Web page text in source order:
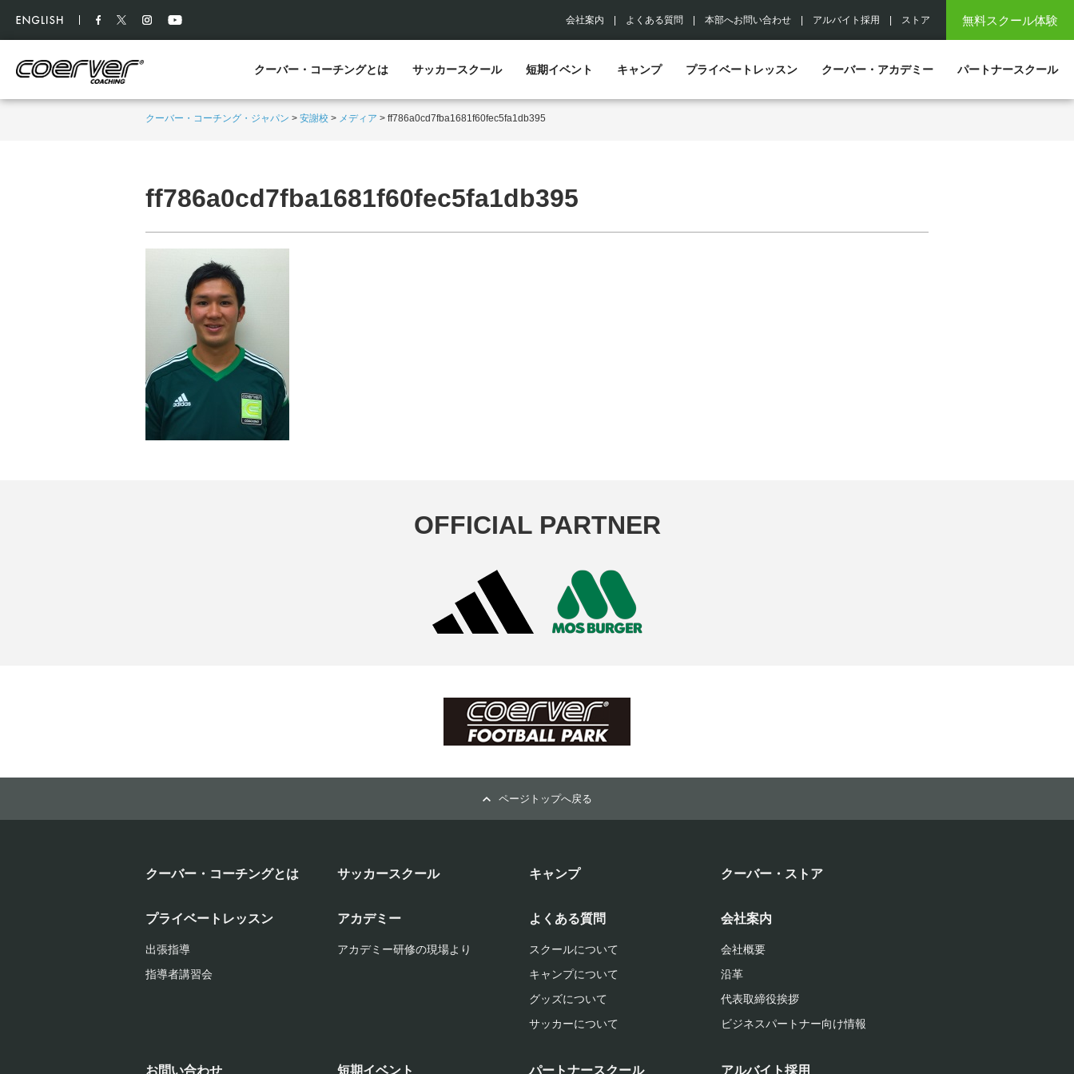
無料スクール体験
会社案内 よくある質問 本部へお問い合わせ アルバイト採用 ストア
クーバー・コーチングとは サッカースクール 短期イベント キャンプ プライベートレッスン クーバー・アカデミー パートナースクール
クーバー・コーチング・ジャパン > 安謝校 > メディア > ff786a0cd7fba1681f60fec5fa1db395
ff786a0cd7fba1681f60fec5fa1db395
OFFICIAL PARTNER
ページトップへ戻る
クーバー・コーチングとは サッカースクール キャンプ クーバー・ストア
プライベートレッスン
出張指導
指導者講習会
アカデミー
アカデミー研修の現場より
よくある質問
スクールについて
キャンプについて
グッズについて
サッカーについて
会社案内
会社概要
沿革
代表取締役挨拶
ビジネスパートナー向け情報
お問い合わせ 短期イベント パートナースクール アルバイト採用